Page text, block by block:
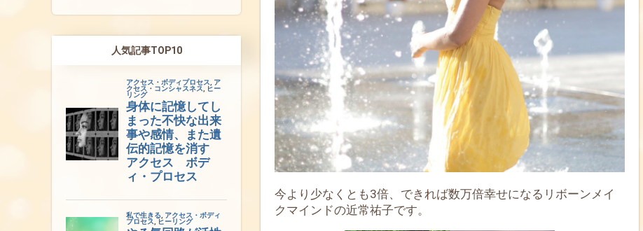
今より少なくとも3倍、できれば数万倍幸せになるリボーンメイ
クマインドの近常祐子です。
人気記事TOP10